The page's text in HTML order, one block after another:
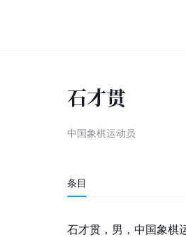
石才贯
中国象棋运动员
条目
石才贯，男，中国象棋